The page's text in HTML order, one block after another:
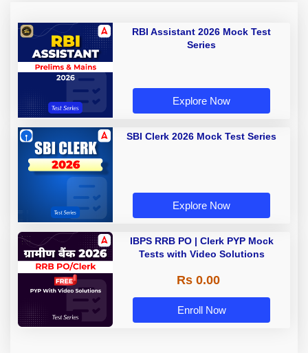
RBI Assistant 2026 Mock Test
Series
Explore Now
SBI Clerk 2026 Mock Test Series
Explore Now
IBPS RRB PO | Clerk PYP Mock
Tests with Video Solutions
Rs 0.00
Enroll Now